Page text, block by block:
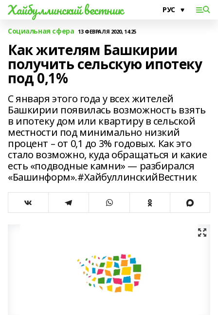
Хайбуллинский вестник
Социальная сфера 13 ФЕВРАЛЯ 2020, 14:25
Как жителям Башкирии
получить сельскую ипотеку
под 0,1%
С января этого года у всех жителей
Башкирии появилась возможность взять
в ипотеку дом или квартиру в сельской
местности под минимально низкий
процент – от 0,1 до 3% годовых. Как это
стало возможно, куда обращаться и какие
есть «подводные камни» — разбирался
«Башинформ».#ХайбуллинскийВестник